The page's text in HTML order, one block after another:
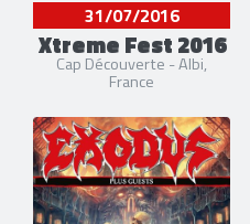
31/07/2016
Xtreme Fest 2016
Cap Découverte - Albi,
France